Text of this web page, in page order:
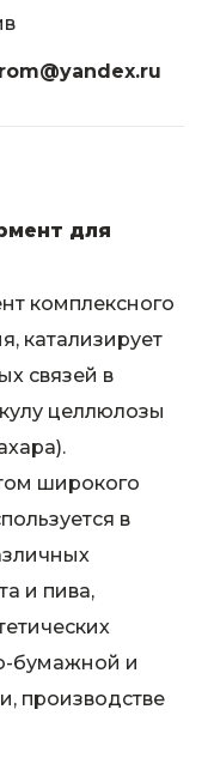
для
комплексного
катализирует
связей в
целлюлозы
широкого
в
и пива,
бумажной и
производстве